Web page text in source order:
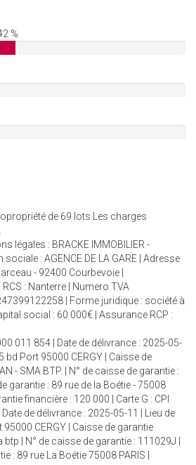
%
de 69 lots.Les charges
légales : BRACKE IMMOBILIER -
: AGENCE DE LA GARE | Adresse
- 92400 Courbevoie |
: Nanterre | Numero TVA
| Forme juridique : société à
social : 60 000€ | Assurance RCP :
011 854 | Date de délivrance : 2025-05-
bd Port 95000 CERGY | Caisse de
- SMA BTP. | N° de caisse de garantie :
garantie : 89 rue de la Boétie - 75008
financière : 120 000 | Carte G : CPI
de délivrance : 2025-05-11 | Lieu de
CERGY | Caisse de garantie
| N° de caisse de garantie : 111029J |
: 89 rue La Boétie 75008 PARIS |